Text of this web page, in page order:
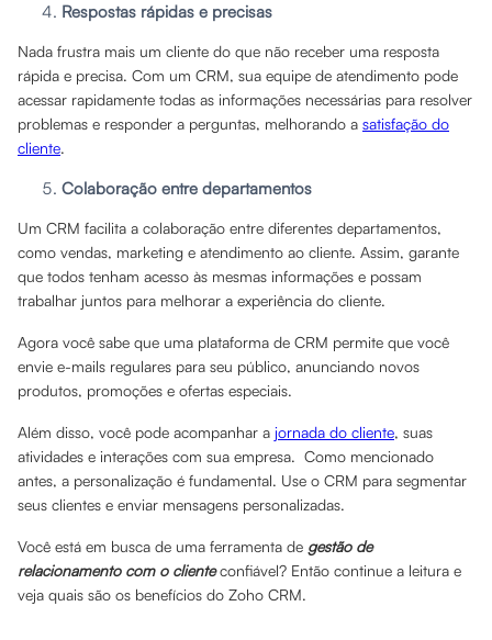
Respostas rápidas e precisas
Nada frustra mais um cliente do que não receber uma resposta
rápida e precisa. Com um CRM, sua equipe de atendimento pode
acessar rapidamente todas as informações necessárias para resolver
problemas e responder a perguntas, melhorando a satisfação do
cliente.
Colaboração entre departamentos
Um CRM facilita a colaboração entre diferentes departamentos,
como vendas, marketing e atendimento ao cliente. Assim, garante
que todos tenham acesso às mesmas informações e possam
trabalhar juntos para melhorar a experiência do cliente.
Agora você sabe que uma plataforma de CRM permite que você
envie e-mails regulares para seu público, anunciando novos
produtos, promoções e ofertas especiais.
Além disso, você pode acompanhar a jornada do cliente, suas
atividades e interações com sua empresa. Como mencionado
antes, a personalização é fundamental. Use o CRM para segmentar
seus clientes e enviar mensagens personalizadas.
Você está em busca de uma ferramenta de gestão de
relacionamento com o clienteconfiável? Então continue a leitura e
veja quais são os benefícios do Zoho CRM.